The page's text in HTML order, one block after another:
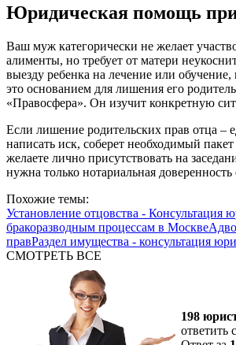
Юридическая помощь
Ваш муж категорически не желает
алименты, но требует от матери
выезду ребенка на лечение или
это основанием для лишения его
«Правосфера». Он изучит конкретную
Если лишение родительских прав отца
написать иск, соберет необходимый
желаете лично присутствовать на
нужна только нотариальная
Похожие темы:
Установление отцовства - Консультация
бракоразводным процессам в Москве
правРаздел имущества - консультация
СМОТРЕТЬ ВСЕ
198
ответить